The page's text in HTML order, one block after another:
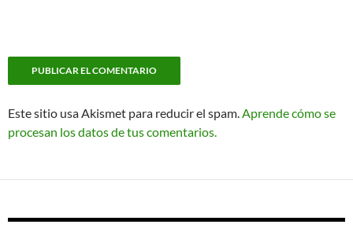
Este sitio usa Akismet para reducir el spam. Aprende cómo se
procesan los datos de tus comentarios.